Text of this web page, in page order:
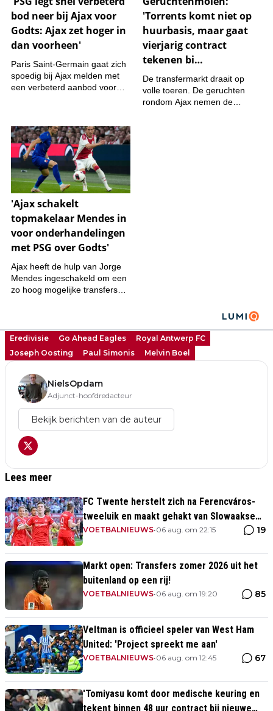
Eredivisie Go Ahead Eagles
Royal Antwerp FC
Joseph Oosting
Paul Simonis Melvin Boel
NielsOpdam
Adjunct-hoofdredacteur
Bekijk berichten van de auteur
Lees meer
FC Twente herstelt zich na Ferencváros-
tweeluik en maakt gehakt van Slowaakse
opponent
VOETBALNIEUWS•06 aug. om 22:15 19
Markt open: Transfers zomer 2026 uit het
buitenland op een rij!
VOETBALNIEUWS•06 aug. om 19:20 85
Veltman is officieel speler van West Ham
United: 'Project spreekt me aan'
VOETBALNIEUWS•06 aug. om 12:45 67
'Tomiyasu komt door medische keuring en
tekent binnen 48 uur contract bij nieuwe